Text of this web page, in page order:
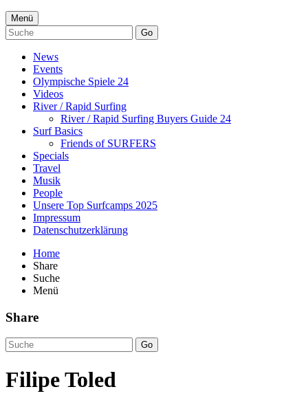
Menü
Go
News
Events
Olympische Spiele 24
Videos
River / Rapid Surfing
River / Rapid Surfing Buyers Guide 24
Surf Basics
Friends of SURFERS
Specials
Travel
Musik
People
Unsere Top Surfcamps 2025
Impressum
Datenschutzerklärung
Home
Share
Suche
Menü
Share
Go
Filipe Toled